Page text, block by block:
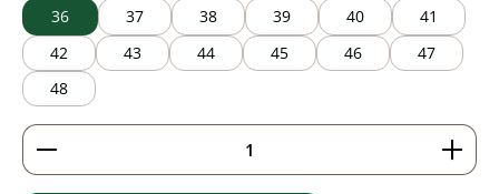
36 37 38 39 40
41
42
43 44 45 46
47
48
Produkt Anzahl: Gib den gewünschten Wert ein